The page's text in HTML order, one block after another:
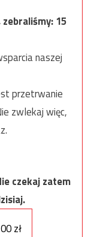
zebraliśmy:15
naszej
przetrwanie
zwlekaj więc,
czekaj zatem
zł